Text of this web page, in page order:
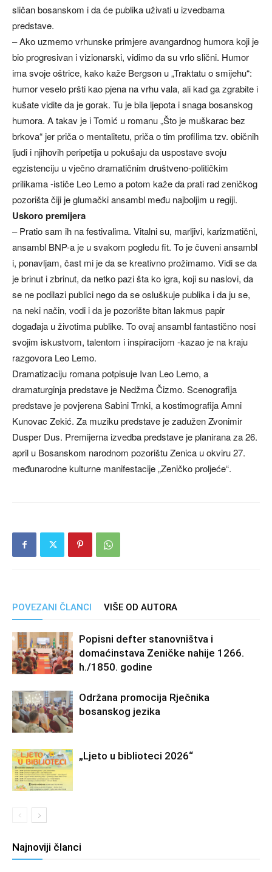
sličan bosanskom i da će publika uživati u izvedbama
predstave.
– Ako uzmemo vrhunske primjere avangardnog humora koji je
bio progresivan i vizionarski, vidimo da su vrlo slični. Humor
ima svoje oštrice, kako kaže Bergson u „Traktatu o smijehu“:
humor veselo pršti kao pjena na vrhu vala, ali kad ga zgrabite i
kušate vidite da je gorak. Tu je bila ljepota i snaga bosanskog
humora. A takav je i Tomić u romanu „Što je muškarac bez
brkova“ jer priča o mentalitetu, priča o tim profilima tzv. običnih
ljudi i njihovih peripetija u pokušaju da uspostave svoju
egzistenciju u vječno dramatičnim društveno-političkim
prilikama -ističe Leo Lemo a potom kaže da prati rad zeničkog
pozorišta čiji je glumački ansambl među najboljim u regiji.
Uskoro premijera
– Pratio sam ih na festivalima. Vitalni su, marljivi, karizmatični,
ansambl BNP-a je u svakom pogledu fit. To je čuveni ansambl
i, ponavljam, čast mi je da se kreativno prožimamo. Vidi se da
je brinut i zbrinut, da netko pazi šta ko igra, koji su naslovi, da
se ne podilazi publici nego da se osluškuje publika i da ju se,
na neki način, vodi i da je pozorište bitan lakmus papir
događaja u životima publike. To ovaj ansambl fantastično nosi
svojim iskustvom, talentom i inspiracijom -kazao je na kraju
razgovora Leo Lemo.
Dramatizaciju romana potpisuje Ivan Leo Lemo, a
dramaturginja predstave je Nedžma Čizmo. Scenografija
predstave je povjerena Sabini Trnki, a kostimografija Amni
Kunovac Zekić. Za muziku predstave je zadužen Zvonimir
Dusper Dus. Premijerna izvedba predstave je planirana za 26.
april u Bosanskom narodnom pozorištu Zenica u okviru 27.
međunarodne kulturne manifestacije „Zeničko proljeće“.
POVEZANI ČLANCI VIŠE OD AUTORA
Popisni defter stanovništva i
domaćinstava Zeničke nahije 1266.
h./1850. godine
Održana promocija Rječnika
bosanskog jezika
„Ljeto u biblioteci 2026“
Najnoviji članci